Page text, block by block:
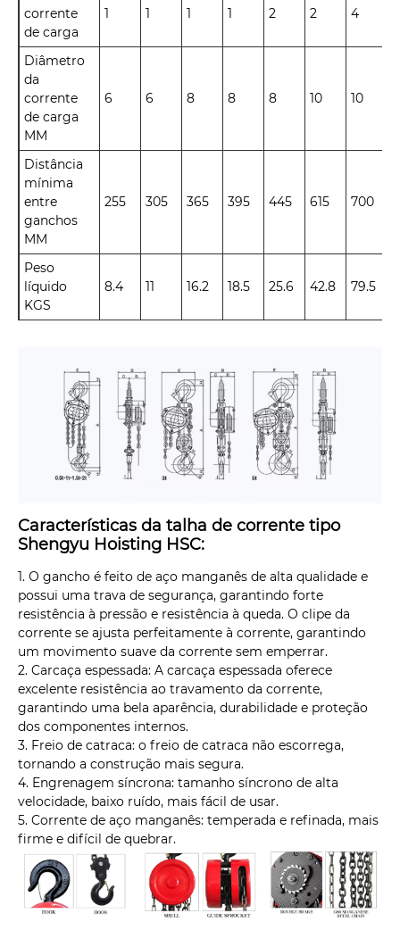
corrente
de carga
1 1 1 1 2 2 4
Diâmetro
da
corrente
de carga
MM
6 6 8 8 8 10 10
Distância
mínima
entre
ganchos
MM
255 305 365 395 445 615 700
Peso
líquido
KGS
8.4 11 16.2 18.5 25.6 42.8 79.5
Características da talha de corrente tipo
Shengyu Hoisting HSC:
1. O gancho é feito de aço manganês de alta qualidade e
possui uma trava de segurança, garantindo forte
resistência à pressão e resistência à queda. O clipe da
corrente se ajusta perfeitamente à corrente, garantindo
um movimento suave da corrente sem emperrar.
2. Carcaça espessada: A carcaça espessada oferece
excelente resistência ao travamento da corrente,
garantindo uma bela aparência, durabilidade e proteção
dos componentes internos.
3. Freio de catraca: o freio de catraca não escorrega,
tornando a construção mais segura.
4. Engrenagem síncrona: tamanho síncrono de alta
velocidade, baixo ruído, mais fácil de usar.
5. Corrente de aço manganês: temperada e refinada, mais
firme e difícil de quebrar.